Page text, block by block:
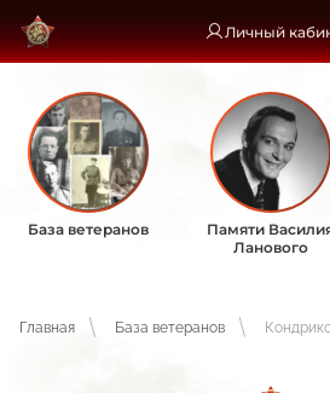
Личный
База ветеранов
Памяти
Ланового
Главная База ветеранов